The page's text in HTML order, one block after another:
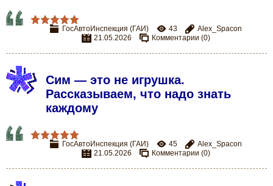
ГосАвтоИнспекция (ГАИ) 43
Alex_Spacon
21.05.2026
Комментарии (0)
Сим — это не игрушка.
Рассказываем, что надо знать
каждому
ГосАвтоИнспекция (ГАИ) 45
Alex_Spacon
21.05.2026
Комментарии (0)